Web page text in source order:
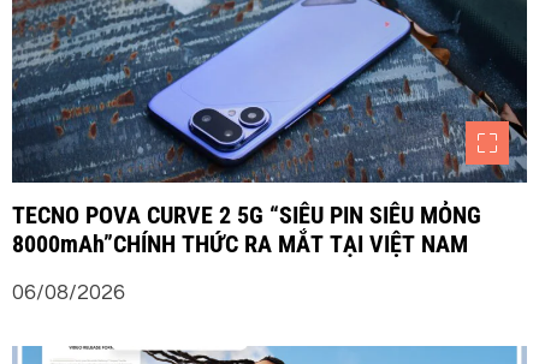
TECNO POVA CURVE 2 5G “SIÊU PIN SIÊU MỎNG
8000mAh”CHÍNH THỨC RA MẮT TẠI VIỆT NAM
06/08/2026